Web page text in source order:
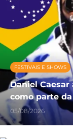
FESTIVAIS E SHOWS
Daniel Caesar
como parte da
05/08/2026